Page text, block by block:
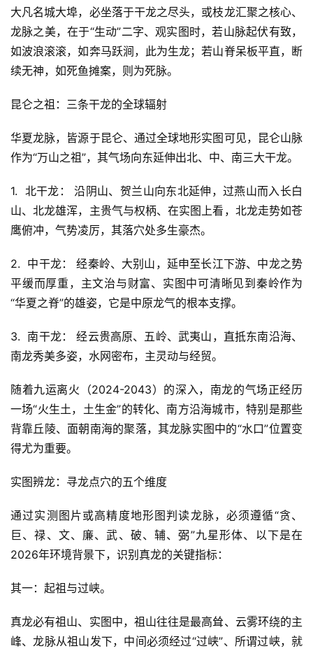
大凡名城大埠，必坐落于干龙之尽头，或枝龙汇聚之核心、
龙脉之美，在于“生动”二字、观实图时，若山脉起伏有致，
如波浪滚滚，如奔马跃涧，此为生龙；若山脊呆板平直，断
续无神，如死鱼摊案，则为死脉。
昆仑之祖：三条干龙的全球辐射
华夏龙脉，皆源于昆仑、通过全球地形实图可见，昆仑山脉
作为“万山之祖”，其气场向东延伸出北、中、南三大干龙。
1.  北干龙： 沿阴山、贺兰山向东北延伸，过燕山而入长白
山、北龙雄浑，主贵气与权柄、在实图上看，北龙走势如苍
鹰俯冲，气势凌厉，其落穴处多生豪杰。
2.  中干龙： 经秦岭、大别山，延申至长江下游、中龙之势
平缓而厚重，主文治与财富、实图中可清晰见到秦岭作为
“华夏之脊”的雄姿，它是中原龙气的根本支撑。
3.  南干龙： 经云贵高原、五岭、武夷山，直抵东南沿海、
南龙秀美多姿，水网密布，主灵动与经贸。
随着九运离火（2024-2043）的深入，南龙的气场正经历
一场“火生土，土生金”的转化、南方沿海城市，特别是那些
背靠丘陵、面朝南海的聚落，其龙脉实图中的“水口”位置变
得尤为重要。
实图辨龙：寻龙点穴的五个维度
通过实测图片或高精度地形图判读龙脉，必须遵循“贪、
巨、禄、文、廉、武、破、辅、弼”九星形体、以下是在
2026年环境背景下，识别真龙的关键指标：
其一：起祖与过峡。
真龙必有祖山、实图中，祖山往往是最高耸、云雾环绕的主
峰、龙脉从祖山发下，中间必须经过“过峡”、所谓过峡，就